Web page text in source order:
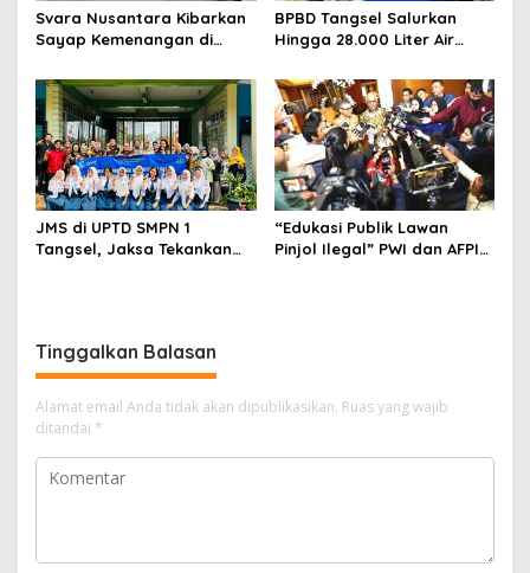
Svara Nusantara Kibarkan
Sayap Kemenangan di
BPBD Tangsel Salurkan
Hingga 28.000 Liter Air
Warga Terdampak
Kekeringan
JMS di UPTD SMPN 1
Tangsel, Jaksa Tekankan
“Edukasi Publik Lawan
Pinjol Ilegal” PWI dan AFPI
Tinggalkan Balasan
Alamat email Anda tidak akan dipublikasikan. Ruas yang wajib
ditandai *